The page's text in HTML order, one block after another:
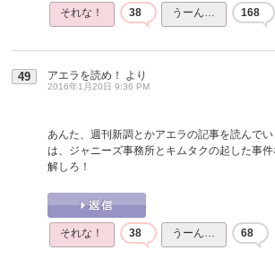
それな！ 38 うーん… 168
49 アエラを読め！ より
2016年1月20日 9:36 PM
あんた、週刊新調とかアエラの記事を読んで
は、ジャニーズ事務所とキムタクの起した事
解しろ！
それな！ 38 うーん… 68